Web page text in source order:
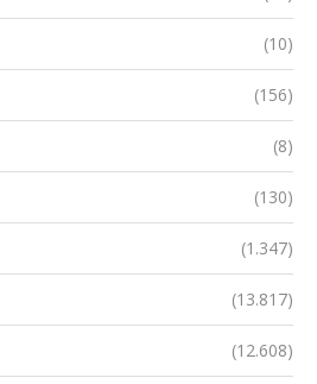
(10)
(156)
(8)
(130)
(1.347)
(13.817)
(12.608)